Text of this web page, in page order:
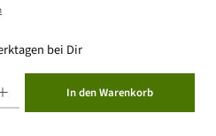
bei Dir
In den Warenkorb